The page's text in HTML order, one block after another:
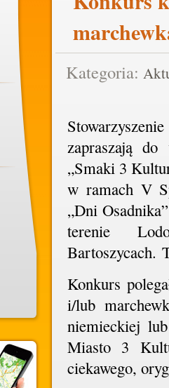
Kategoria:
zapraszają
„Smaki 3
w ramach V
„Dni
terenie
Bartoszycach.
Konkurs
i/lub
niemieckiej
Miasto 3
ciekawego,